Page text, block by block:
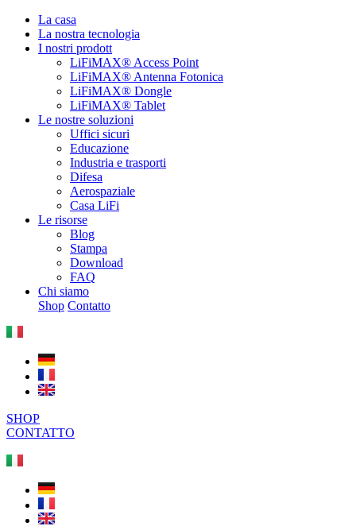
La casa
La nostra tecnologia
I nostri prodott
LiFiMAX® Access Point
LiFiMAX® Antenna Fotonica
LiFiMAX® Dongle
LiFiMAX® Tablet
Le nostre soluzioni
Uffici sicuri
Educazione
Industria e trasporti
Difesa
Aerospaziale
Casa LiFi
Le risorse
Blog
Stampa
Download
FAQ
Chi siamo
Shop Contatto
SHOP
CONTATTO